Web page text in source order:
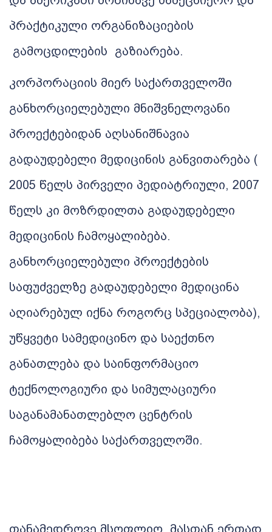
პრაქტიკული ორგანიზაციების
გამოცდილების
გაზიარება.
კორპორაციის მიერ საქართველოში
განხორციელებული მნიშვნელოვანი
პროექტებიდან აღსანიშნავია
გადაუდებელი მედიცინის განვითარება (
2005 წელს პირველი პედიატრიული, 2007
წელს კი მოზრდილთა გადაუდებელი
მედიცინის ჩამოყალიბება.
განხორციელებული პროექტების
საფუძველზე გადაუდებელი მედიცინა
აღიარებულ იქნა როგორც სპეციალობა),
უწყვეტი სამედიცინო და საექთნო
განათლება და საინფორმაციო
ტექნოლოგიური და სიმულაციური
საგანამანათლებლო ცენტრის
ჩამოყალიბება საქართველოში.
თანამედროვე მსოფლიო, მასთან ერთად